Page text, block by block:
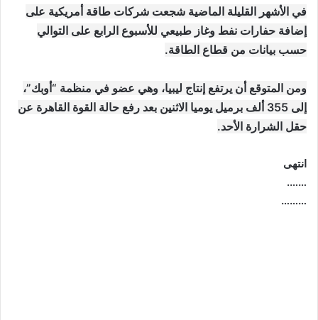
في الأشهر القليلة الماضية شجعت شركات طاقة أمريكية على
إضافة حفارات نفط وغاز طبيعي للأسبوع الرابع على التوالي
حسب بيانات من قطاع الطاقة.
ومن المتوقع أن يرتفع إنتاج ليبيا، وهي عضو في منظمة “أوبك”،
إلى 355 ألف برميل يوميا الاثنين بعد رفع حالة القوة القاهرة عن
حقل الشرارة الأحد.
انتهى
…….
………